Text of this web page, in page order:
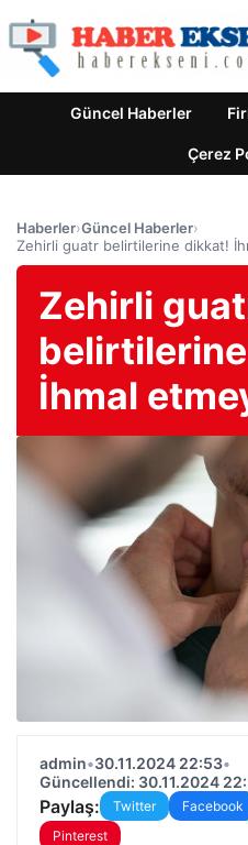
Güncel Haberler
Çerez
Haberler›Güncel Haberler›
Zehirli guatr belirtilerine dikkat!
Zehirli
İhmal
admin•30.11.2024 22:53•
Güncellendi: 30.11.2024
Paylaş: Twitter Facebook
Pinterest